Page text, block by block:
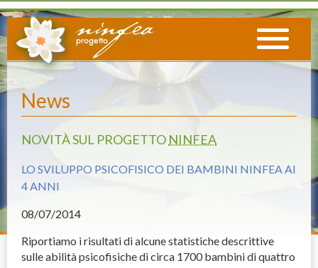
News
NOVITÀ SUL PROGETTO NINFEA
LO SVILUPPO PSICOFISICO DEI BAMBINI NINFEA AI
4 ANNI
08/07/2014
Riportiamo i risultati di alcune statistiche descrittive
sulle abilità psicofisiche di circa 1700 bambini di quattro